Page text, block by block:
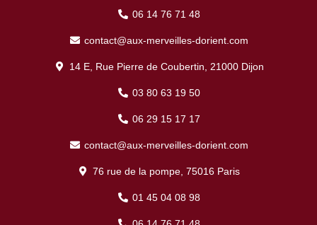
06 14 76 71 48
contact@aux-merveilles-dorient.com
14 E, Rue Pierre de Coubertin, 21000 Dijon
03 80 63 19 50
06 29 15 17 17
contact@aux-merveilles-dorient.com
76 rue de la pompe, 75016 Paris
01 45 04 08 98